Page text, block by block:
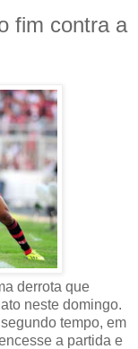
fim contra a
derrota que
neste domingo.
tempo, em
a partida e